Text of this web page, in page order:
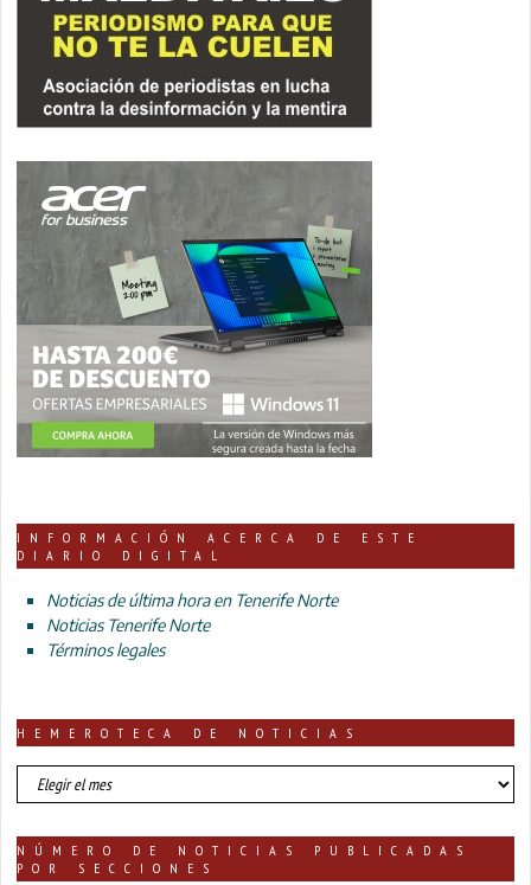
INFORMACIÓN ACERCA DE ESTE
DIARIO DIGITAL
Noticias de última hora en Tenerife Norte
Noticias Tenerife Norte
Términos legales
HEMEROTECA DE NOTICIAS
HEMEROTECA
DE
NÚMERO DE NOTICIAS PUBLICADAS
POR SECCIONES